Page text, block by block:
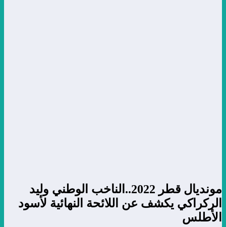
مونديال قطر 2022..الناخب الوطني وليد
الركراكي يكشف عن اللائحة النهائية لأسود
الأطلس